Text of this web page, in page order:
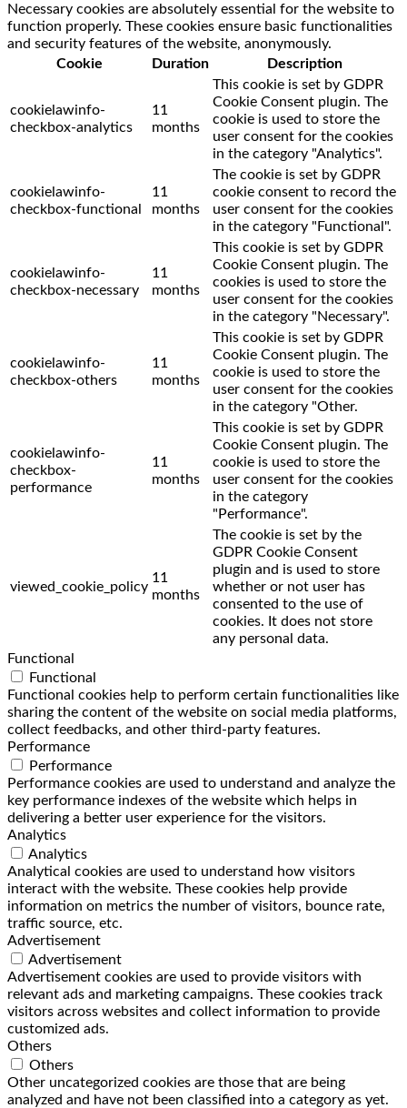
Necessary cookies are absolutely essential for the website to
function properly. These cookies ensure basic functionalities
and security features of the website, anonymously.
Cookie
Duration Description
cookielawinfo-
checkbox-analytics
11
months
This cookie is set by GDPR
Cookie Consent plugin. The
cookie is used to store the
user consent for the cookies
in the category "Analytics".
cookielawinfo-
checkbox-functional
11
months
The cookie is set by GDPR
cookie consent to record the
user consent for the cookies
in the category "Functional".
cookielawinfo-
checkbox-necessary
11
months
This cookie is set by GDPR
Cookie Consent plugin. The
cookies is used to store the
user consent for the cookies
in the category "Necessary".
cookielawinfo-
checkbox-others
11
months
This cookie is set by GDPR
Cookie Consent plugin. The
cookie is used to store the
user consent for the cookies
in the category "Other.
cookielawinfo-
checkbox-
performance
11
months
This cookie is set by GDPR
Cookie Consent plugin. The
cookie is used to store the
user consent for the cookies
in the category
"Performance".
viewed_cookie_policy
11
months
The cookie is set by the
GDPR Cookie Consent
plugin and is used to store
whether or not user has
consented to the use of
cookies. It does not store
any personal data.
Functional
Functional
Functional cookies help to perform certain functionalities like
sharing the content of the website on social media platforms,
collect feedbacks, and other third-party features.
Performance
Performance
Performance cookies are used to understand and analyze the
key performance indexes of the website which helps in
delivering a better user experience for the visitors.
Analytics
Analytics
Analytical cookies are used to understand how visitors
interact with the website. These cookies help provide
information on metrics the number of visitors, bounce rate,
traffic source, etc.
Advertisement
Advertisement
Advertisement cookies are used to provide visitors with
relevant ads and marketing campaigns. These cookies track
visitors across websites and collect information to provide
customized ads.
Others
Others
Other uncategorized cookies are those that are being
analyzed and have not been classified into a category as yet.